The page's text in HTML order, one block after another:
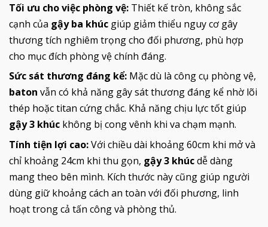
Tối ưu cho việc phòng vệ: Thiết kế tròn, không sắc
cạnh của gậy ba khúc giúp giảm thiểu nguy cơ gây
thương tích nghiêm trọng cho đối phương, phù hợp
cho mục đích phòng vệ chính đáng.
Sức sát thương đáng kể: Mặc dù là công cụ phòng vệ,
baton vẫn có khả năng gây sát thương đáng kể nhờ lõi
thép hoặc titan cứng chắc. Khả năng chịu lực tốt giúp
gậy 3 khúc không bị cong vênh khi va chạm mạnh.
Tính tiện lợi cao:Với chiều dài khoảng 60cm khi mở và
chỉ khoảng 24cm khi thu gọn, gậy 3 khúcdễ dàng
mang theo bên mình. Kích thước này cũng giúp người
dùng giữ khoảng cách an toàn với đối phương, linh
hoạt trong cả tấn công và phòng thủ.